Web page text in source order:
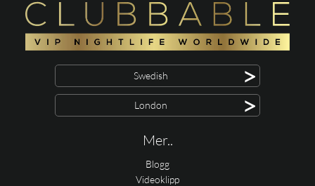
Swedish >
London >
Mer..
Blogg
Videoklipp